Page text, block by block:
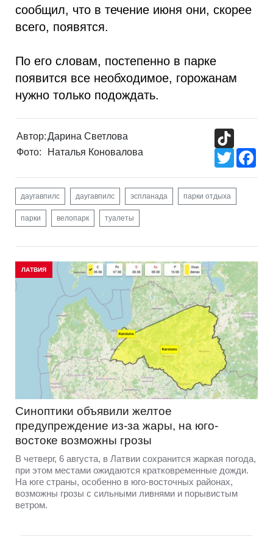
сообщил, что в течение июня они, скорее
всего, появятся.
По его словам, постепенно в парке
появится все необходимое, горожанам
нужно только подождать.
Автор:Дарина Светлова
Фото:
Наталья Коновалова
Twitter
даугавпилс даугавпилс эспланада парки отдыха
парки велопарк туалеты
ЛАТВИЯ
Синоптики объявили желтое
предупреждение из-за жары, на юго-
востоке возможны грозы
В четверг, 6 августа, в Латвии сохранится жаркая погода,
при этом местами ожидаются кратковременные дожди.
На юге страны, особенно в юго-восточных районах,
возможны грозы с сильными ливнями и порывистым
ветром.